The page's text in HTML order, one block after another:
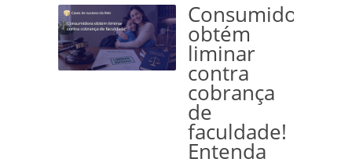
Consumidora
obtém
liminar
contra
cobrança
de
faculdade!
Entenda